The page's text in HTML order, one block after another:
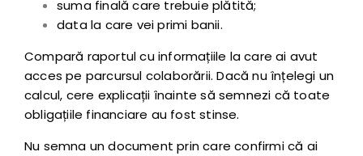
suma finală care trebuie plătită;
data la care vei primi banii.
Compară raportul cu informațiile la care ai avut
acces pe parcursul colaborării. Dacă nu înțelegi un
calcul, cere explicații înainte să semnezi că toate
obligațiile financiare au fost stinse.
Nu semna un document prin care confirmi că ai